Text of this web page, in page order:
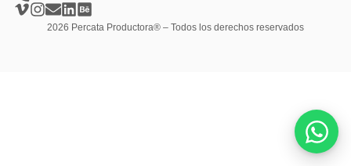
2026 Percata Productora® – Todos los derechos reservados